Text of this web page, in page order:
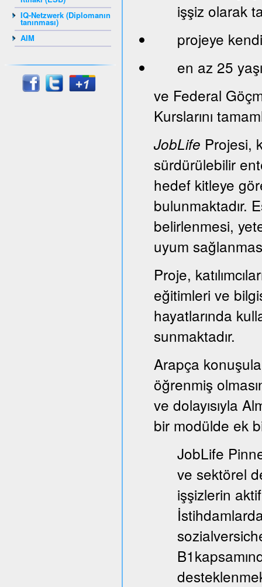
IQ-Netzwerk (Diplomanın
tanınması)
AIM
işşiz olarak
projeye
en az 25
ve Federal
Kurslarını
JobLife Projesi,
sürdürülebilir
hedef kitleye
bulunmaktadır.
belirlenmesi,
uyum
Proje,
eğitimleri ve
hayatlarında
sunmaktadır.
Arapça
öğrenmiş
ve dolayısıyla
bir modülde ek
JobLife
ve sektörel
işşizlerin